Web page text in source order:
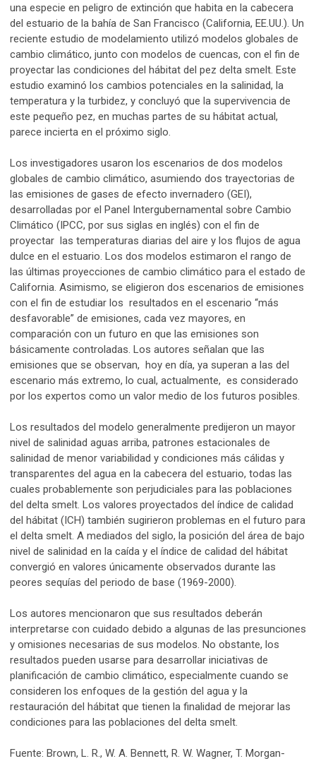
una especie en peligro de extinción que habita en la cabecera
del estuario de la bahía de San Francisco (California, EE.UU.). Un
reciente estudio de modelamiento utilizó modelos globales de
cambio climático, junto con modelos de cuencas, con el fin de
proyectar las condiciones del hábitat del pez delta smelt. Este
estudio examinó los cambios potenciales en la salinidad, la
temperatura y la turbidez, y concluyó que la supervivencia de
este pequeño pez, en muchas partes de su hábitat actual,
parece incierta en el próximo siglo.
Los investigadores usaron los escenarios de dos modelos
globales de cambio climático, asumiendo dos trayectorias de
las emisiones de gases de efecto invernadero (GEI),
desarrolladas por el Panel Intergubernamental sobre Cambio
Climático (IPCC, por sus siglas en inglés) con el fin de
proyectar las temperaturas diarias del aire y los flujos de agua
dulce en el estuario. Los dos modelos estimaron el rango de
las últimas proyecciones de cambio climático para el estado de
California. Asimismo, se eligieron dos escenarios de emisiones
con el fin de estudiar los resultados en el escenario “más
desfavorable” de emisiones, cada vez mayores, en
comparación con un futuro en que las emisiones son
básicamente controladas. Los autores señalan que las
emisiones que se observan, hoy en día, ya superan a las del
escenario más extremo, lo cual, actualmente, es considerado
por los expertos como un valor medio de los futuros posibles.
Los resultados del modelo generalmente predijeron un mayor
nivel de salinidad aguas arriba, patrones estacionales de
salinidad de menor variabilidad y condiciones más cálidas y
transparentes del agua en la cabecera del estuario, todas las
cuales probablemente son perjudiciales para las poblaciones
del delta smelt. Los valores proyectados del índice de calidad
del hábitat (ICH) también sugirieron problemas en el futuro para
el delta smelt. A mediados del siglo, la posición del área de bajo
nivel de salinidad en la caída y el índice de calidad del hábitat
convergió en valores únicamente observados durante las
peores sequías del periodo de base (1969-2000).
Los autores mencionaron que sus resultados deberán
interpretarse con cuidado debido a algunas de las presunciones
y omisiones necesarias de sus modelos. No obstante, los
resultados pueden usarse para desarrollar iniciativas de
planificación de cambio climático, especialmente cuando se
consideren los enfoques de la gestión del agua y la
restauración del hábitat que tienen la finalidad de mejorar las
condiciones para las poblaciones del delta smelt.
Fuente: Brown, L. R., W. A. Bennett, R. W. Wagner, T. Morgan-